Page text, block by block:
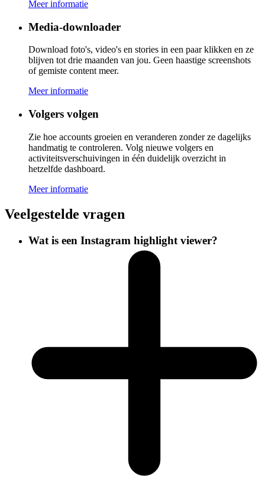
Meer informatie
Media-downloader
Download foto's, video's en stories in een paar klikken en ze
blijven tot drie maanden van jou. Geen haastige screenshots
of gemiste content meer.
Meer informatie
Volgers volgen
Zie hoe accounts groeien en veranderen zonder ze dagelijks
handmatig te controleren. Volg nieuwe volgers en
activiteitsverschuivingen in één duidelijk overzicht in
hetzelfde dashboard.
Meer informatie
Veelgestelde vragen
Wat is een Instagram highlight viewer?